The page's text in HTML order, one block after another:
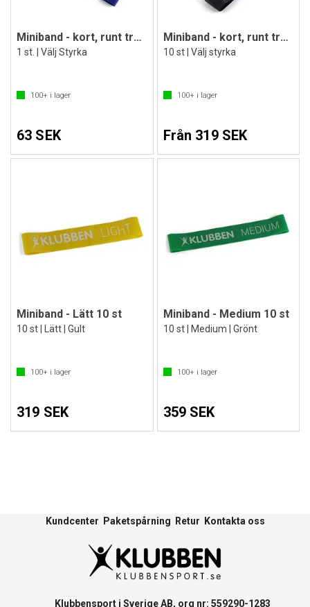
Miniband - kort, runt träningsband
1 st. | Välj Styrka
100+ i lager
63 SEK
Miniband - kort, runt träningsband
10 st | Välj styrka
100+i lager
Från 319 SEK
Miniband - Lätt 10 st
10 st | Lätt | Gult
100+ i lager
319 SEK
Miniband - Medium 10 st
10 st | Medium | Grönt
100+i lager
359 SEK
Kundcenter Paketspårning Retur Kontakta oss
Klubbensport i Sverige AB, org nr: 559290-1283